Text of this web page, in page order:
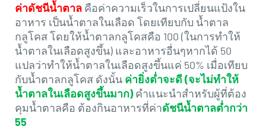
ค่าดัชนีน้ำตาล คือค่าความเร็วในการเปลี่ยนแป้งใน
อาหาร เป็นน้ำตาลในเลือด โดยเทียบกับ น้ำตาล
กลูโคส โดยให้น้ำตาลกลูโคสคือ 100 (ในการทำให้
น้ำตาลในเลือดสูงขึ้น) และอาหารอื่นๆหากได้ 50
แปลว่าทำให้น้ำตาลในเลือดสูงขึ้นแค่ 50% เมื่อเทียบ
กับน้ำตาลกลูโคส ดังนั้น ค่ายิ่งต่ำจะดี (จะไม่ทำให้
น้ำตาลในเลือดสูงขึ้นมาก) คำแนะนำสำหรับผู้ที่ต้อง
คุมน้ำตาลคือ ต้องกินอาหารที่ค่าดัชนีน้ำตาลต่ำกว่า
55